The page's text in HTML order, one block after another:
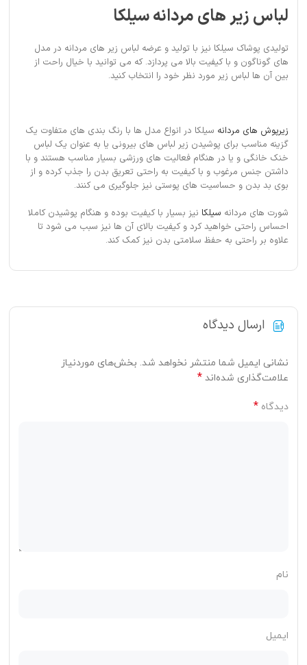
لباس زیر های مردانه سیلکا
تولیدی پوشاک سیلکا نیز با تولید و عرضه لباس زیر های مردانه در مدل
های گوناگون و با کیفیت بالا می پردازد. که می توانید با خیال راحت از
بین آن ها لباس زیر مورد نظر خود را انتخاب کنید.
زیرپوش های مردانه سیلکا در انواع مدل ها با رنگ بندی های متفاوت یک
گزینه مناسب برای پوشیدن زیر لباس های بیرونی یا به عنوان یک لباس
خنک خانگی و یا در هنگام فعالیت های ورزشی بسیار مناسب هستند و با
داشتن جنس مرغوب و با کیفیت به راحتی تعریق بدن را جذب کرده و از
بوی بد بدن و حساسیت های پوستی نیز جلوگیری می کنند.
شورت های مردانه سیلکا نیز بسیار با کیفیت بوده و هنگام پوشیدن کاملا
احساس راحتی خواهید کرد و کیفیت بالای آن ها نیز سبب می شود تا
علاوه بر راحتی به حفظ سلامتی بدن نیز کمک کند.
ارسال دیدگاه
نشانی ایمیل شما منتشر نخواهد شد. بخش‌های موردنیاز
علامت‌گذاری شده‌اند *
دیدگاه *
نام
ایمیل